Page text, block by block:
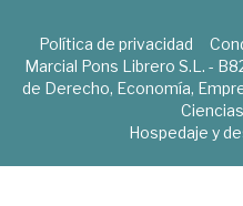
Política de privacidad
Marcial Pons Librero S.L. -
de Derecho, Economía,
Hospedaje y